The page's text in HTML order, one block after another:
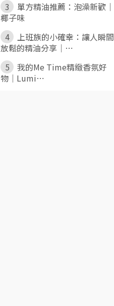
3
單方精油推薦：泡澡新歡｜
椰子味
4
上班族的小確幸：讓人瞬間
放鬆的精油分享｜⋯
5
我的Me Time精緻香氛好
物｜Lumi⋯